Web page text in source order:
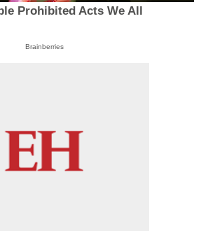
Prohibited Acts We All
Brainberries